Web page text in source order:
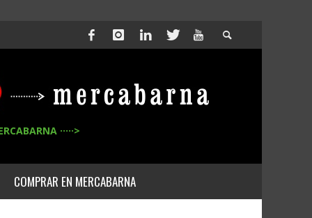
·····>
COMPRAR EN MERCABARNA